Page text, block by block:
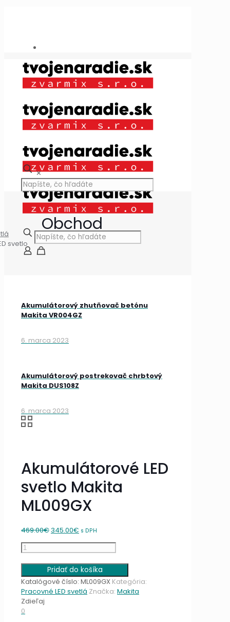
✕
Obchod
svetlo
Akumulátorový zhutňovač betónu
Makita VR004GZ
6. marca 2023
Akumulátorový postrekovač chrbtový
Makita DUS108Z
6. marca 2023
Akumulátorové LED
svetlo Makita
ML009GX
469.00€Original
345.00€ Current
s DPH
množstvo
LED
svetlo
Makita
ML009GX
Pridať do košíka
Katalógové číslo: ML009GX Kategória:
Pracovné LED svetlá Značka: Makita
Zdieľaj
0